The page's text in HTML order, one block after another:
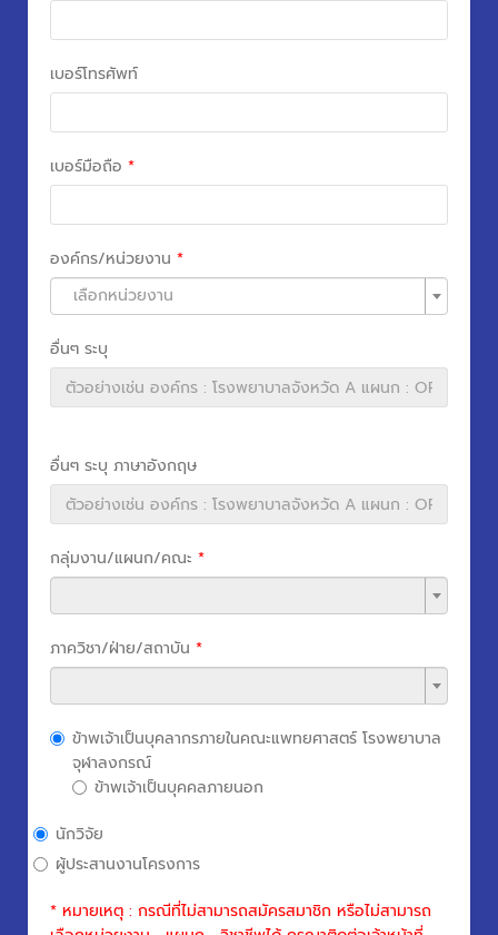
เบอร์โทรศัพท์
เบอร์มือถือ *
องค์กร/หน่วยงาน *
เลือกหน่วยงาน
อื่นๆ ระบุ
อื่นๆ ระบุ ภาษาอังกฤษ
กลุ่มงาน/แผนก/คณะ *
ภาควิชา/ฝ่าย/สถาบัน *
ข้าพเจ้าเป็นบุคลากรภายในคณะแพทยศาสตร์ โรงพยาบาล
จุฬาลงกรณ์
ข้าพเจ้าเป็นบุคคลภายนอก
นักวิจัย
ผู้ประสานงานโครงการ
* หมายเหตุ : กรณีที่ไม่สามารถสมัครสมาชิก หรือไม่สามารถ